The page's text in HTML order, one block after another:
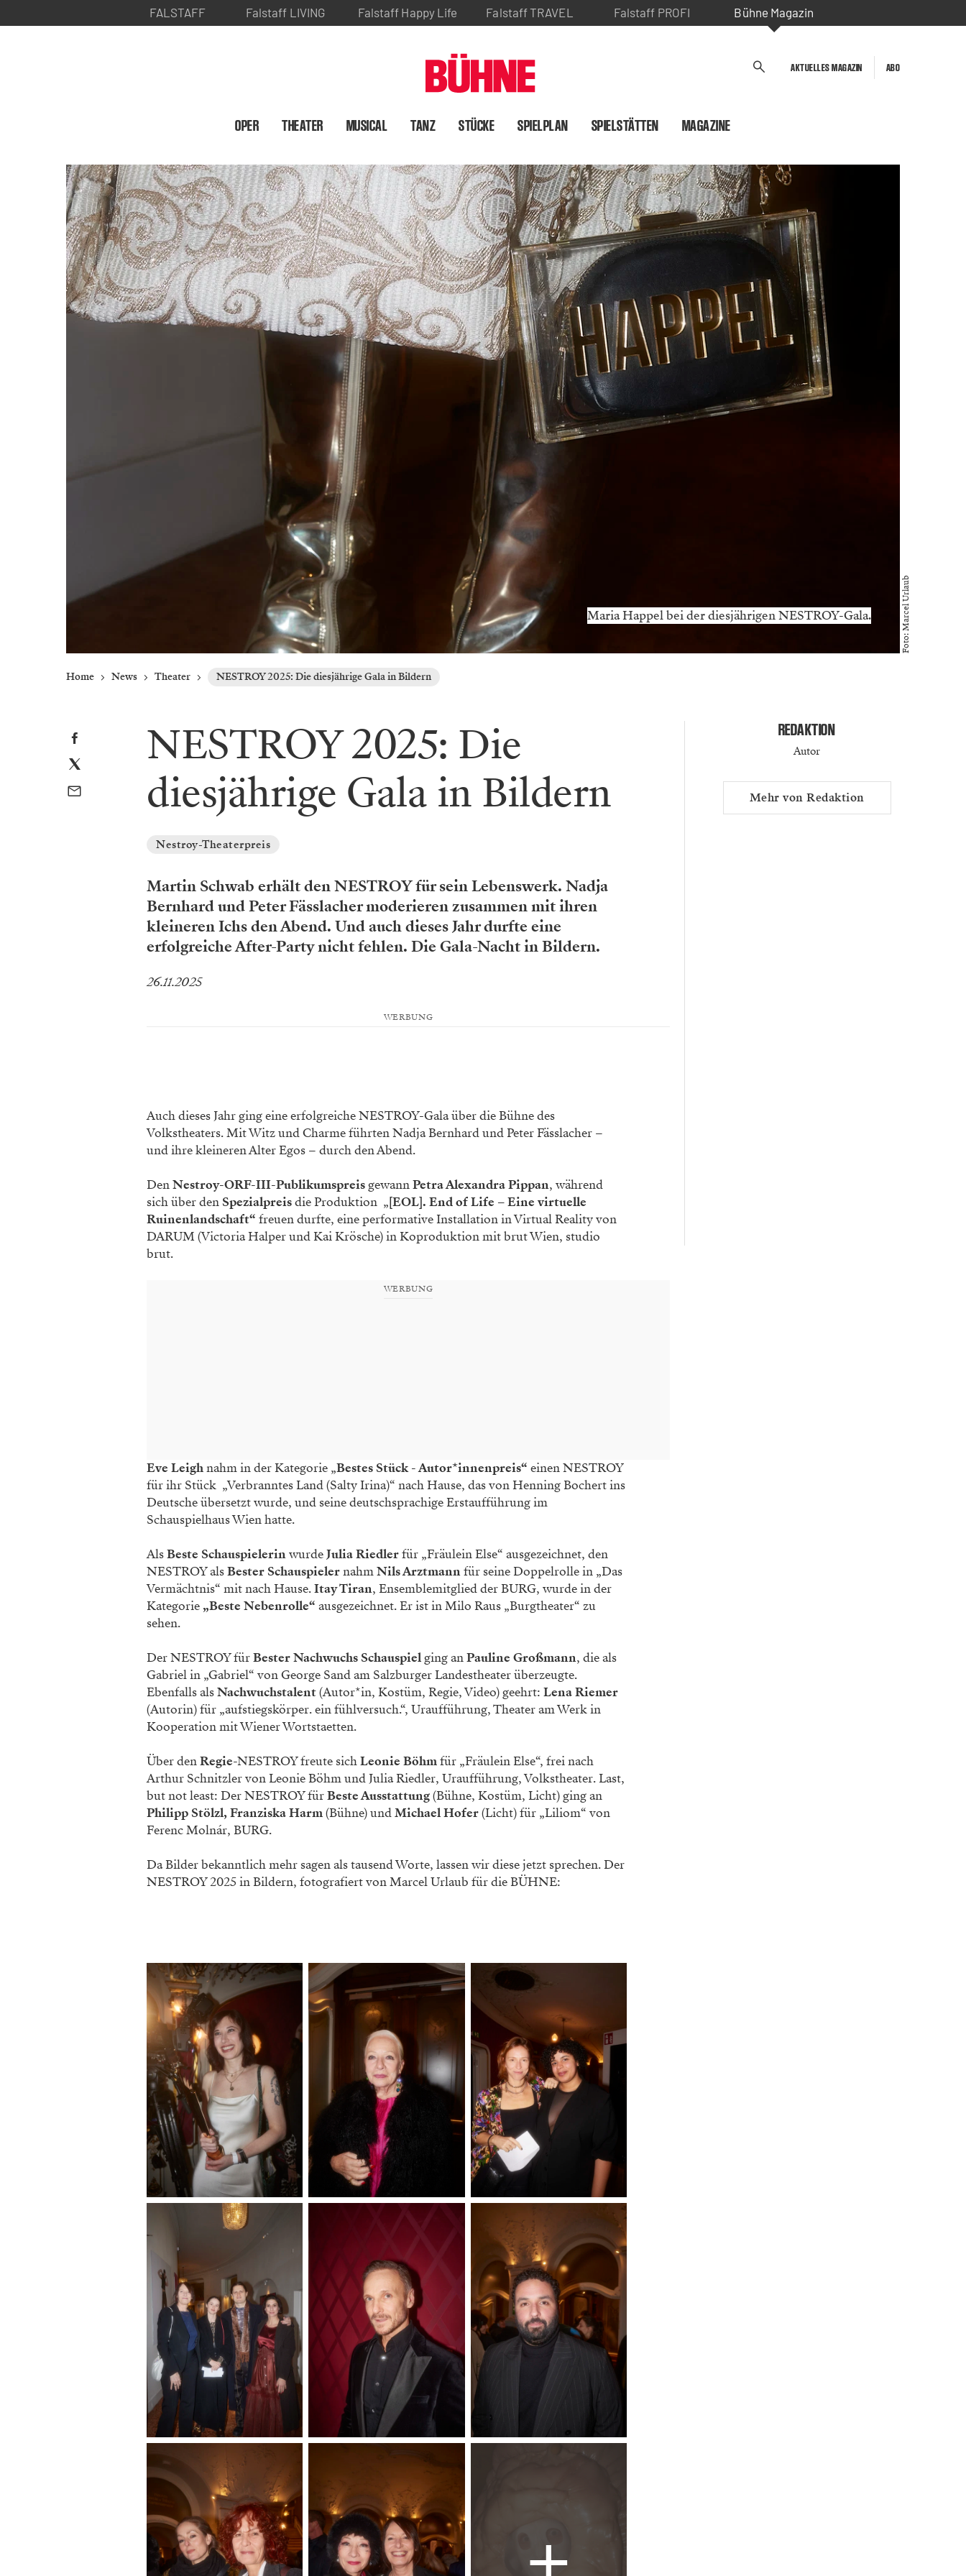
FALSTAFF Falstaff LIVING Falstaff Happy Life Falstaff TRAVEL Falstaff PROFI Bühne Magazin
AKTUELLES MAGAZIN ABO
OPER THEATER MUSICAL TANZ STÜCKE SPIELPLAN SPIELSTÄTTEN MAGAZINE
Maria Happel bei der diesjährigen NESTROY-Gala. Foto: Marcel Urlaub
Home News Theater NESTROY 2025: Die diesjährige Gala in Bildern
NESTROY 2025: Die
diesjährige Gala in Bildern
Nestroy-Theaterpreis
Martin Schwab erhält den NESTROY für sein Lebenswerk. Nadja
Bernhard und Peter Fässlacher moderieren zusammen mit ihren
kleineren Ichs den Abend. Und auch dieses Jahr durfte eine
erfolgreiche After-Party nicht fehlen. Die Gala-Nacht in Bildern.
26.11.2025
WERBUNG
Auch dieses Jahr ging eine erfolgreiche NESTROY-Gala über die Bühne des
Volkstheaters. Mit Witz und Charme führten Nadja Bernhard und Peter Fässlacher –
und ihre kleineren Alter Egos – durch den Abend.
DenNestroy-ORF-III-PublikumspreisgewannPetra Alexandra Pippan, während
sich über denSpezialpreisdie Produktion „[EOL]. End of Life – Eine virtuelle
Ruinenlandschaft“ freuen durfte, eine performative Installation in Virtual Reality von
DARUM (Victoria Halper und Kai Krösche) in Koproduktion mit brut Wien, studio
brut.
WERBUNG
Eve Leighnahm in der Kategorie „Bestes Stück - Autor*innenpreis“ einen NESTROY
für ihr Stück „Verbranntes Land (Salty Irina)“ nach Hause, das von Henning Bochert ins
Deutsche übersetzt wurde, und seine deutschsprachige Erstaufführung im
Schauspielhaus Wien hatte.
AlsBeste SchauspielerinwurdeJulia Riedlerfür „Fräulein Else“ ausgezeichnet, den
NESTROY alsBester SchauspielernahmNils Arztmannfür seine Doppelrolle in „Das
Vermächtnis“ mit nach Hause.Itay Tiran, Ensemblemitglied der BURG, wurde in der
Kategorie„Beste Nebenrolle“ ausgezeichnet. Er ist in Milo Raus „Burgtheater“ zu
sehen.
Der NESTROY fürBester Nachwuchs Schauspielging anPauline Großmann, die als
Gabriel in „Gabriel“ von George Sand am Salzburger Landestheater überzeugte.
Ebenfalls alsNachwuchstalent(Autor*in, Kostüm, Regie, Video) geehrt: Lena Riemer
(Autorin) für „aufstiegskörper. ein fühlversuch.“, Uraufführung, Theater am Werk in
Kooperation mit Wiener Wortstaetten.
Über denRegie-NESTROY freute sichLeonie Böhmfür „Fräulein Else“, frei nach
Arthur Schnitzler von Leonie Böhm und Julia Riedler, Uraufführung, Volkstheater. Last,
but not least: Der NESTROY fürBeste Ausstattung(Bühne, Kostüm, Licht) ging an
Philipp Stölzl, Franziska Harm(Bühne) undMichael Hofer(Licht) für „Liliom“ von
Ferenc Molnár, BURG.
Da Bilder bekanntlich mehr sagen als tausend Worte, lassen wir diese jetzt sprechen. Der
NESTROY 2025 in Bildern, fotografiert von Marcel Urlaub für die BÜHNE:
REDAKTION
Autor
Mehr von Redaktion